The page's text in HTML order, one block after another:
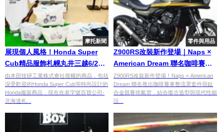
摩托新聞
展現個人風格！Honda Super
Cub精品服飾札幌丸井三越6/21
起限時發售！
由本田技研工業株式會社授權的商品，包括
深受歡迎的Honda Super Cub等時尚設計的
Honda服裝商品，現在在老字號百貨公司-
北海道札...
零件與用品
Z900RS改裝新作登場｜Naps ×
American Dream 聯名咖啡賽車
整流罩套件＋鈦合金競賽排氣管
發表
Z900RS改裝新作登場！Naps × American
Dream 聯名推出咖啡賽車整流罩套件與鈦
合金競賽排氣管，結合復古造型與現代性能
設...